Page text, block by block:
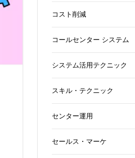
コスト削減
コールセンター システム
システム活用テクニック
スキル・テクニック
センター運用
セールス・マーケ